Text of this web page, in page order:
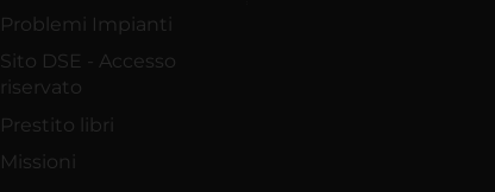
Problemi Impianti
Sito DSE - Accesso
riservato
Prestito libri
Missioni